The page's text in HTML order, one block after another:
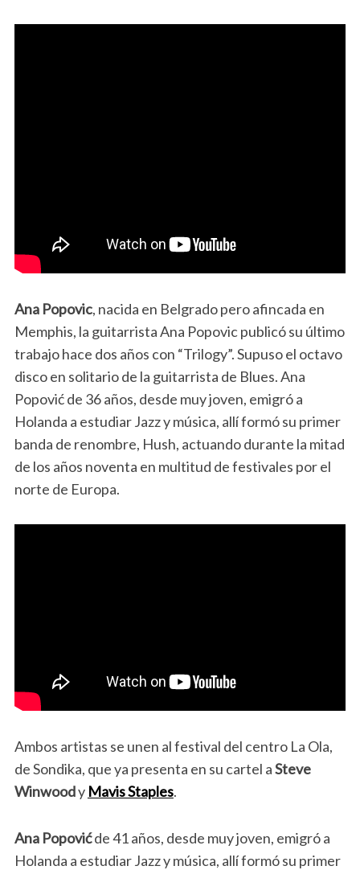
Ana Popovic, nacida en Belgrado pero afincada en
Memphis, la guitarristaAna Popovicpublicó su último
trabajo hace dos años con “Trilogy”. Supuso el octavo
disco en solitario de la guitarrista de Blues. Ana
Popović de 36 años, desde muy joven, emigró a
Holanda a estudiar Jazz y música, allí formó su primer
banda de renombre, Hush, actuando durante la mitad
de los años noventa en multitud de festivales por el
norte de Europa.
Ambos artistas se unen al festival del centro La Ola,
de Sondika, que ya presenta en su cartel aSteve
Winwoody Mavis Staples.
Ana Popovićde 41 años, desde muy joven, emigró a
Holanda a estudiar Jazz y música, allí formó su primer